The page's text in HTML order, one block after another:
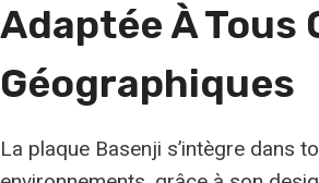
Adaptée À Tous
Géographiques
La plaque Basenji s’intègre dans